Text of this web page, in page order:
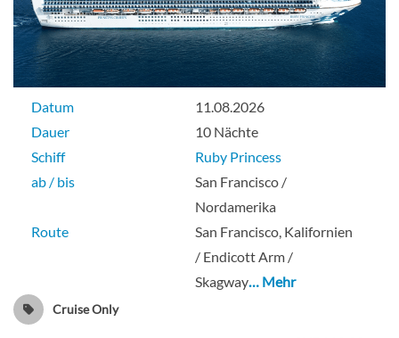
Datum
11.08.2026
Dauer
10 Nächte
Schiff
Ruby Princess
ab / bis
San Francisco /
Nordamerika
Route
San Francisco, Kalifornien
/ Endicott Arm /
Skagway… Mehr
Cruise Only